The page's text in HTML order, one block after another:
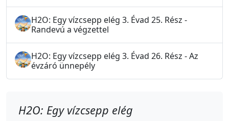
H2O: Egy vízcsepp elég 3. Évad 25. Rész -
Randevú a végzettel
H2O: Egy vízcsepp elég 3. Évad 26. Rész - Az
évzáró ünnepély
H2O: Egy vízcsepp elég